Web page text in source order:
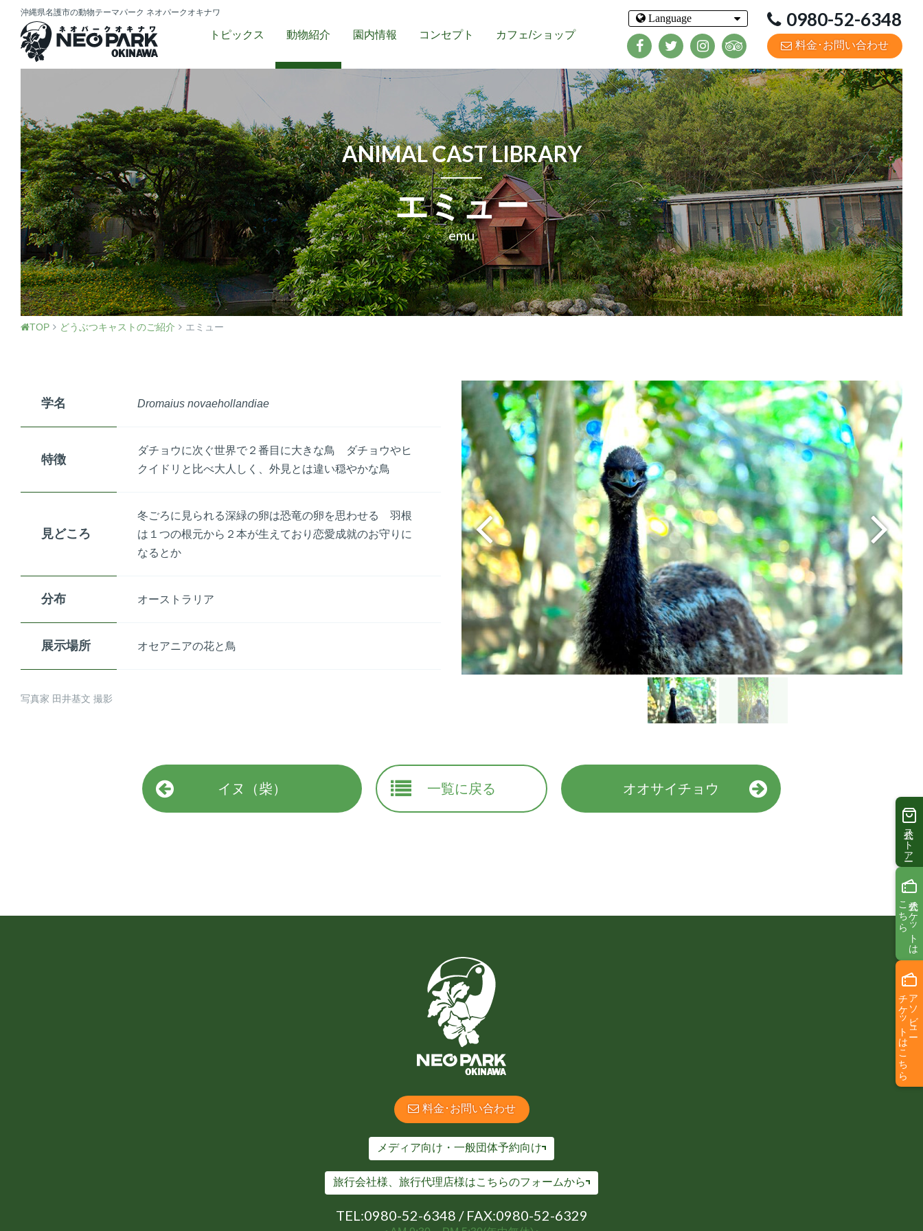
沖縄県名護市の動物テーマパーク ネオパークオキナワ
トピックス 動物紹介 園内情報 コンセプト カフェ/ショップ
0980-52-6348
料金･お問い合わせ
ANIMAL CAST LIBRARY
エミュー
emu
TOP どうぶつキャストのご紹介 エミュー
学名 Dromaius novaehollandiae
特徴
ダチョウに次ぐ世界で２番目に大きな鳥 ダチョウやヒ
クイドリと比べ大人しく、外見とは違い穏やかな鳥
見どころ
冬ごろに見られる深緑の卵は恐竜の卵を思わせる 羽根
は１つの根元から２本が生えており恋愛成就のお守りに
なるとか
分布 オーストラリア
展示場所 オセアニアの花と鳥
写真家 田井基文 撮影
イヌ（柴） 一覧に戻る オオサイチョウ
料金･お問い合わせ
メディア向け・一般団体予約向け
旅行会社様、旅行代理店様はこちらのフォームから
TEL:0980-52-6348 / FAX:0980-52-6329
公式ストアー
公式チケットは
こちら
アソビュー
チケットはこちら